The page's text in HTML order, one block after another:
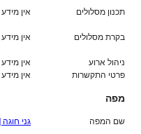
תכנון מסלולים אין מידע
בקרת מסלולים אין מידע
ניהול ארוע
אין מידע
פרטי התקשרות
אין מידע
מפה
שם המפה
גני